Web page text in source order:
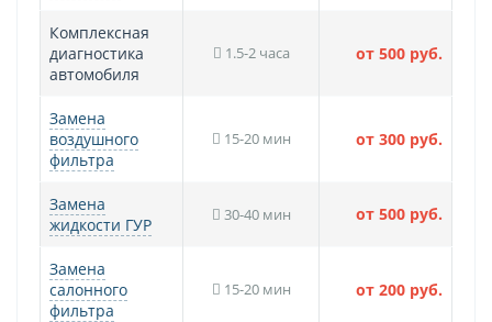
Комплексная
диагностика
автомобиля
1.5-2 часа от 500 руб.
Замена
воздушного
фильтра
15-20 мин от 300 руб.
Замена
жидкости ГУР
30-40 мин от 500 руб.
Замена
салонного
фильтра
15-20 мин от 200 руб.